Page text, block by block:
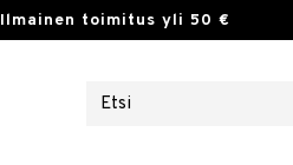
Ilmainen toimitus yli 50 €